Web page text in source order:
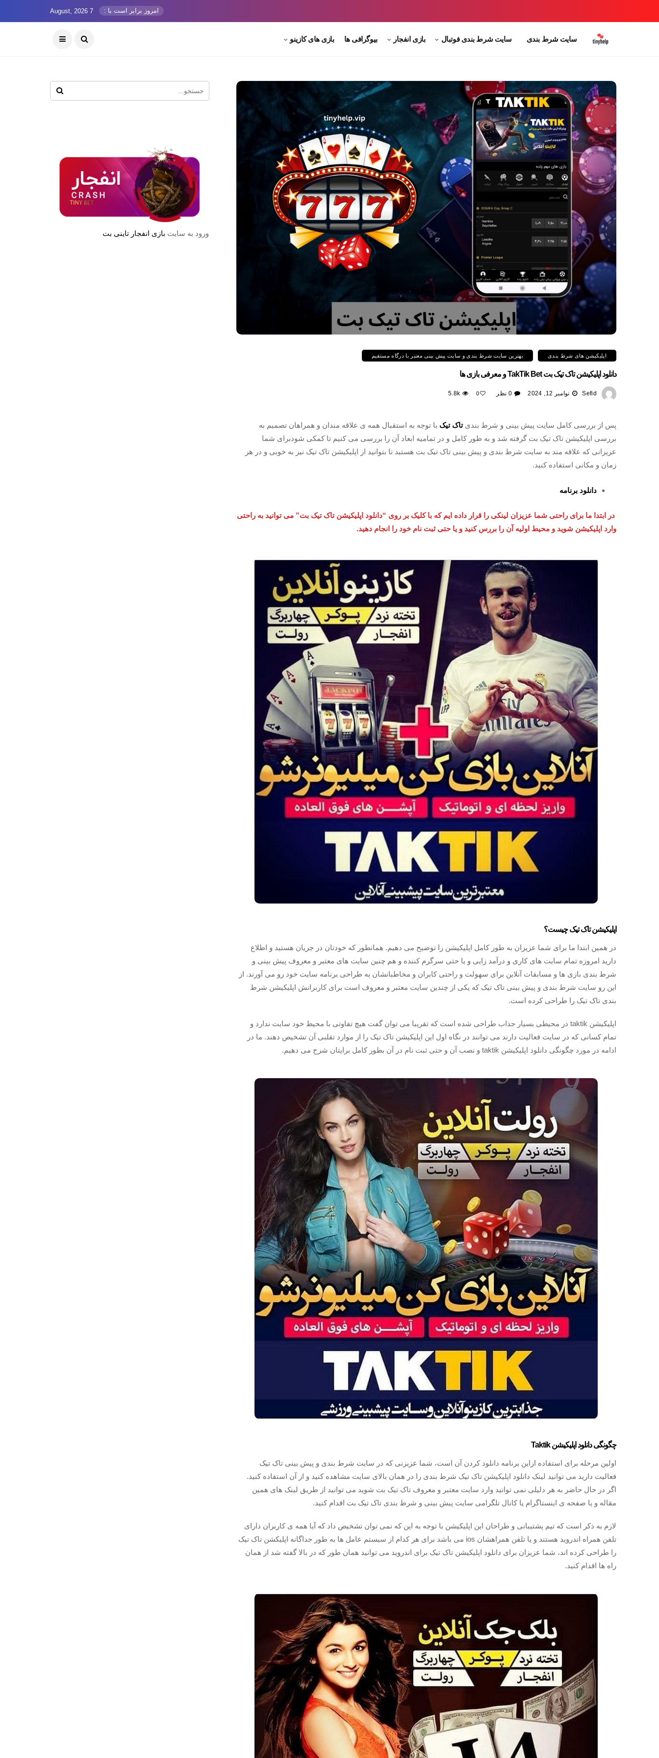
امروز برابر است با : 7 August, 2026
سایت شرط بندی سایت شرط بندی فوتبال بازی انفجار بیوگرافی ها بازی های کازینو
اپلیکیشن های شرط بندی بهترین سایت شرط بندی و سایت پیش بینی معتبر با درگاه مستقیم
دانلود اپلیکیشن تاک تیک بت TakTik Bet و معرفی بازی ها
Sefid نوامبر 12, 2024 0 نظر 0
5.8k
پس از بررسی کامل سایت پیش بینی و شرط بندیتاک تیک با توجه به استقبال همه ی علاقه مندان و همراهان تصمیم به
بررسی اپلیکیشن تاک تیک بت گرفته شد و به طور کامل و در تمامیه ابعاد آن را بررسی می کنیم تا کمکی شودبرای شما
عزیزانی که علاقه مند به سایت شرط بندی و پیش بینی تاک تیک بت هستید تا بتوانید از اپلیکیشن تاک تیک نیز به خوبی و در هر
زمان و مکانی استفاده کنید.
دانلود برنامه
در ابتدا ما برای راحتی شما عزیزان لینکی را قرار داده ایم که با کلیک بر روی “دانلود اپلیکیشن تاک تیک بت” می توانید به راحتی
وارد اپلیکیشن شوید و محیط اولیه آن را بررس کنید و یا حتی ثبت نام خود را انجام دهید.
اپلیکیشن تاک تیک چیست؟
در همین ابتدا ما برای شما عزیزان به طور کامل اپلیکیشن را توضیح می دهیم. همانطور که خودتان در جریان هستید و اطلاع
دارید امروزه تمام سایت های کاری و درآمد زایی و یا حتی سرگرم کننده و هم چنین سایت های معتبر و معروف پیش بینی و
شرط بندی بازی ها و مسابقات آنلاین برای سهولت و راحتی کابران و مخاطبانشان به طراحی برنامه سایت خود رو می آورند. از
این رو سایت شرط بندی و پیش بینی تاک تیک که یکی از چندین سایت معتبر و معروف است برای کاربرانش اپلیکیشن شرط
بندی تاک تیک را طراحی کرده است.
اپلیکیشن taktik در محیطی بسیار جذاب طراحی شده است که تقریبا می توان گفت هیچ تفاوتی با محیط خود سایت ندارد و
تمام کسانی که در سایت فعالیت دارند می توانند در نگاه اول این اپلیکیشن تاک تیک را از موارد تقلبی آن تشخیص دهند. ما در
ادامه در مورد چگونگی دانلود اپلیکیشن taktik و نصب آن و حتی ثبت نام در آن بطور کامل برایتان شرح می دهیم.
چگونگی دانلود اپلیکیشن Taktik
اولین مرحله برای استفاده ازاین برنامه دانلود کردن آن است، شما عزیزنی که در سایت شرط بندی و پیش بینی تاک تیک
فعالیت دارید می توانید لینک دانلود اپلیکیشن تاک تیک شرط بندی را در همان بالای سایت مشاهده کنید و از آن استفاده کنید.
اگر در حال حاضر به هر دلیلی نمی توانید وارد سایت معتبر و معروف تاک تیک بت شوید می توانید از طریق لینک های همین
مقاله و یا صفحه ی اینستاگرام یا کانال تلگرامی سایت پیش بینی و شرط بندی تاک تیک بت اقدام کنید.
لازم به ذکر است که تیم پشتیبانی و طراحان این اپلیکیشن با توجه به این که نمی توان تشخیص داد که آیا همه ی کاربران دارای
تلفن همراه اندروید هستند و یا تلفن همراهشان ios می باشد برای هر کدام از سیستم عامل ها به طور جداگانه اپلیکشن تاک تیک
را طراحی کرده اند، شما عزیزان برای دانلود اپلیکیشن تاک تیک برای اندروید می توانید همان طور که در بالا گفته شد از همان
راه ها اقدام کنید.
ورود به سایت بازی انفجار تاینی بت